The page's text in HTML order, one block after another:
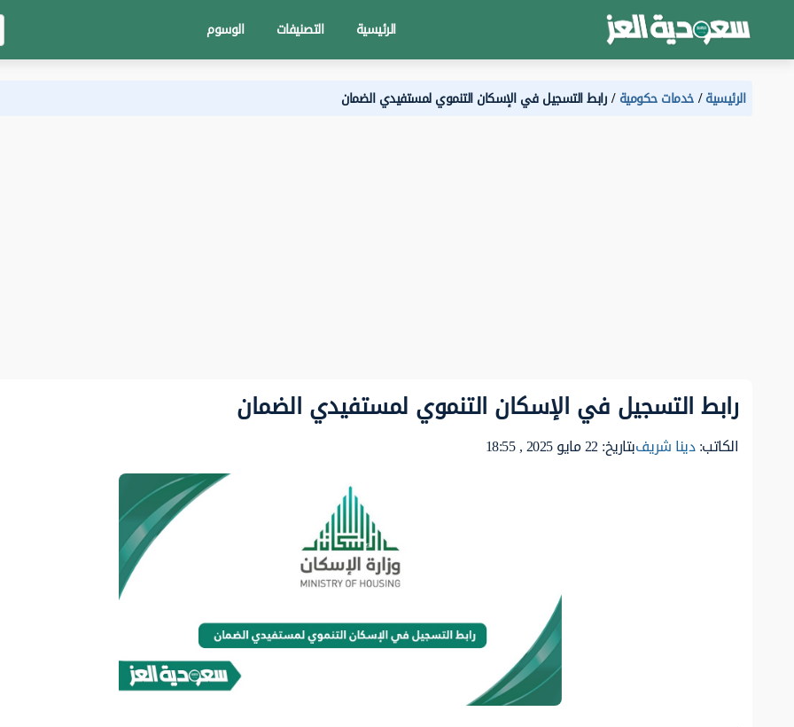
الرئيسية التصنيفات الوسوم
الرئيسية خدمات حكومية رابط التسجيل في الإسكان التنموي لمستفيدي الضمان
رابط التسجيل في الإسكان التنموي لمستفيدي الضمان
الكاتب:دينا شريفبتاريخ: 22 مايو 2025 , 18:55